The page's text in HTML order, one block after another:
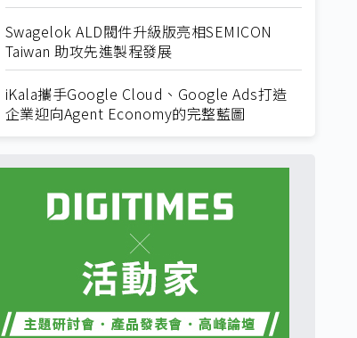
Swagelok ALD閥件升級版亮相SEMICON
Taiwan 助攻先進製程發展
iKala攜手Google Cloud、Google Ads打造
企業迎向Agent Economy的完整藍圖